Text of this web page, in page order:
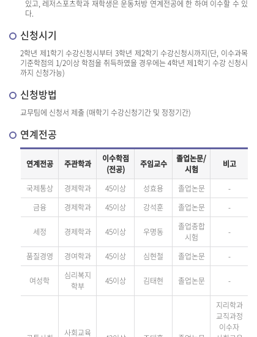
있고, 레저스포츠학과 재학생은 운동처방 연계전공에 한 하여 이수할 수 있
다.
신청시기
2학년 제1학기 수강신청시부터 3학년 제2학기 수강신청시까지(단, 이수과목
기준학점의 1/2이상 학점을 취득하였을 경우에는 4학년 제1학기 수강 신청시
까지 신청가능)
신청방법
교무팀에 신청서 제출 (매학기 수강신청기간 및 정정기간)
연계전공
연계전공 주관학과
이수학점
(전공)
주임교수
졸업논문/
시험
비고
국제통상 경제학과 45이상 성효용 졸업논문
-
금융
경제학과 45이상 강석훈 졸업논문 -
세정 경제학과 45이상 우명동
졸업종합
시험
-
품질경영 경여학과 45이상 심현철 졸업논문 -
여성학
심리복지
학부
45이상 김태현 졸업논문 -
사회교육
지리학과
교직과정
이수자